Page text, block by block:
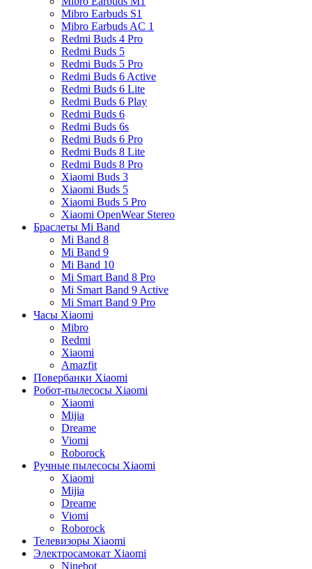
Mibro Earbuds S1
Mibro Earbuds AC 1
Redmi Buds 4 Pro
Redmi Buds 5
Redmi Buds 5 Pro
Redmi Buds 6 Active
Redmi Buds 6 Lite
Redmi Buds 6 Play
Redmi Buds 6
Redmi Buds 6s
Redmi Buds 6 Pro
Redmi Buds 8 Lite
Redmi Buds 8 Pro
Xiaomi Buds 3
Xiaomi Buds 5
Xiaomi Buds 5 Pro
Xiaomi OpenWear Stereo
Браслеты Mi Band
Mi Band 8
Mi Band 9
Mi Band 10
Mi Smart Band 8 Pro
Mi Smart Band 9 Active
Mi Smart Band 9 Pro
Часы Xiaomi
Mibro
Redmi
Xiaomi
Amazfit
Повербанки Xiaomi
Робот-пылесосы Xiaomi
Xiaomi
Mijia
Dreame
Viomi
Roborock
Ручные пылесосы Xiaomi
Xiaomi
Mijia
Dreame
Viomi
Roborock
Телевизоры Xiaomi
Электросамокат Xiaomi
Ninebot